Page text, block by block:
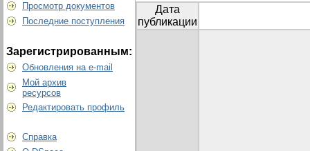
Просмотр документов
Последние поступления
Зарегистрированным:
Обновления на e-mail
Мой архив
ресурсов
Редактировать профиль
Справка
Дата
публикации